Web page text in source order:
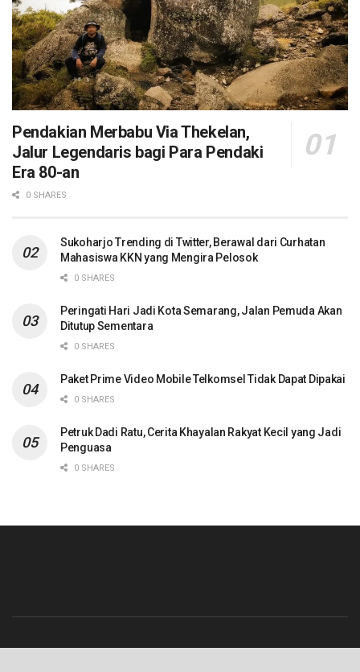
Pendakian Merbabu Via Thekelan,
Jalur Legendaris bagi Para Pendaki
Era 80-an
0 SHARES
Sukoharjo Trending di Twitter, Berawal dari Curhatan
Mahasiswa KKN yang Mengira Pelosok
0 SHARES
Peringati Hari Jadi Kota Semarang, Jalan Pemuda Akan
Ditutup Sementara
0 SHARES
Paket Prime Video Mobile Telkomsel Tidak Dapat Dipakai
0 SHARES
Petruk Dadi Ratu, Cerita Khayalan Rakyat Kecil yang Jadi
Penguasa
0 SHARES